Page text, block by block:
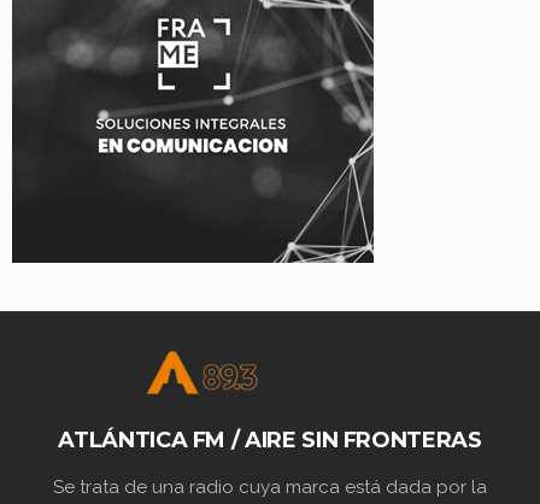
ATLÁNTICA FM / AIRE SIN FRONTERAS
Se trata de una radio cuya marca está dada por la